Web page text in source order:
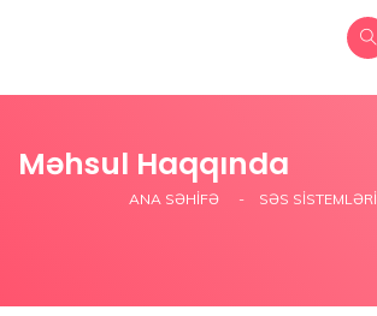
Məhsul Haqqında
ANA SƏHIFƏ SƏS SISTEMLƏRI